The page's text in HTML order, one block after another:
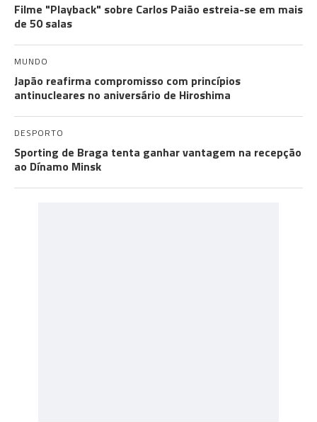
Filme "Playback" sobre Carlos Paião estreia-se em mais
de 50 salas
MUNDO
Japão reafirma compromisso com princípios
antinucleares no aniversário de Hiroshima
DESPORTO
Sporting de Braga tenta ganhar vantagem na recepção
ao Dínamo Minsk